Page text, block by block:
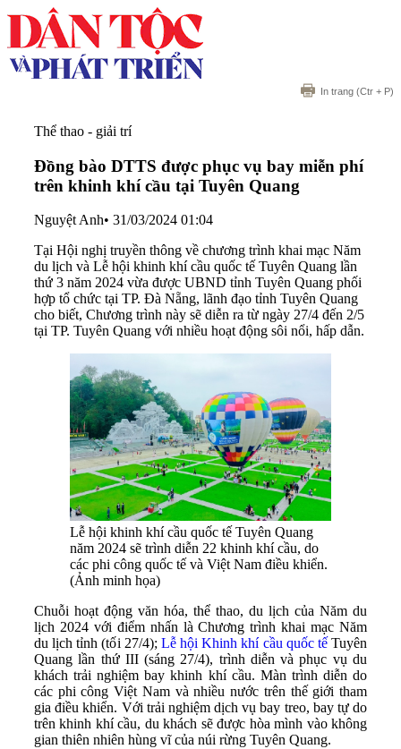
In trang (Ctr + P)
Thể thao - giải trí
Đồng bào DTTS được phục vụ bay miễn phí
trên khinh khí cầu tại Tuyên Quang
Nguyệt Anh• 31/03/2024 01:04
Tại Hội nghị truyền thông về chương trình khai mạc Năm
du lịch và Lễ hội khinh khí cầu quốc tế Tuyên Quang lần
thứ 3 năm 2024 vừa được UBND tỉnh Tuyên Quang phối
hợp tổ chức tại TP. Đà Nẵng, lãnh đạo tỉnh Tuyên Quang
cho biết, Chương trình này sẽ diễn ra từ ngày 27/4 đến 2/5
tại TP. Tuyên Quang với nhiều hoạt động sôi nổi, hấp dẫn.
Lễ hội khinh khí cầu quốc tế Tuyên Quang
năm 2024 sẽ trình diễn 22 khinh khí cầu, do
các phi công quốc tế và Việt Nam điều khiển.
(Ảnh minh họa)
Chuỗi hoạt động văn hóa, thể thao, du lịch của Năm du
lịch 2024 với điểm nhấn là Chương trình khai mạc Năm
du lịch tỉnh (tối 27/4); Lễ hội Khinh khí cầu quốc tếTuyên
Quang lần thứ III (sáng 27/4), trình diễn và phục vụ du
khách trải nghiệm bay khinh khí cầu. Màn trình diễn do
các phi công Việt Nam và nhiều nước trên thế giới tham
gia điều khiển. Với trải nghiệm dịch vụ bay treo, bay tự do
trên khinh khí cầu, du khách sẽ được hòa mình vào không
gian thiên nhiên hùng vĩ của núi rừng Tuyên Quang.